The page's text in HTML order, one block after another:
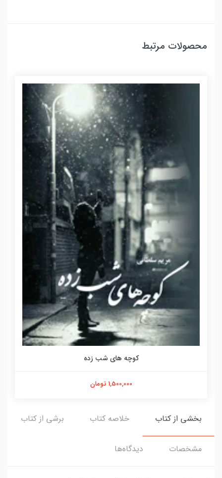
محصولات مرتبط
کوچه های شب زده
1,500,000 تومان
بخشی از کتاب خلاصه کتاب برشی از کتاب
مشخصات دیدگاه‌ها